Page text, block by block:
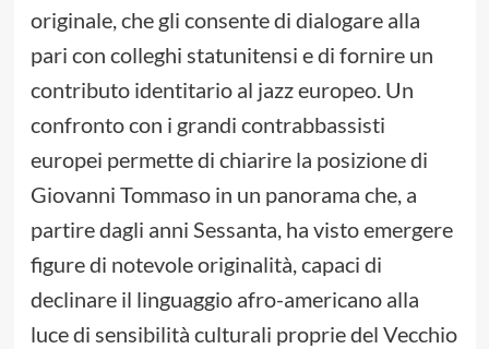
originale, che gli consente di dialogare alla
pari con colleghi statunitensi e di fornire un
contributo identitario al jazz europeo. Un
confronto con i grandi contrabbassisti
europei permette di chiarire la posizione di
Giovanni Tommaso in un panorama che, a
partire dagli anni Sessanta, ha visto emergere
figure di notevole originalità, capaci di
declinare il linguaggio afro-americano alla
luce di sensibilità culturali proprie del Vecchio